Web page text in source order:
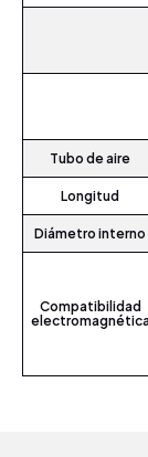
Tubo de aire
Longitud
Diámetro interno
Compatibilidad